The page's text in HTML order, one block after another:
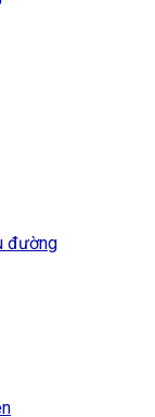
đường